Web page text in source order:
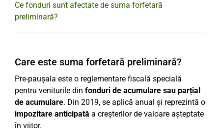
Ce fonduri sunt afectate de suma forfetară
preliminară?
Care este suma forfetară preliminară?
Pre-paușala este o reglementare fiscală specială
pentru veniturile din fonduri de acumulare sau parțial
de acumulare. Din 2019, se aplică anual și reprezintă o
impozitare anticipată a creșterilor de valoare așteptate
în viitor.